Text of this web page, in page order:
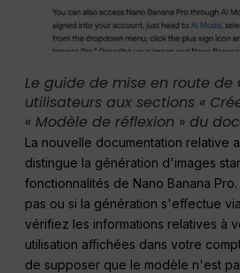
Le guide de mise en route de
utilisateurs aux sections «
« Modèle de réflexion » du
La nouvelle documentation relative
distingue la génération d'images
fonctionnalités de Nano Banana
pas ou si la génération s'effectue
vérifiez les informations relatives à
utilisation affichées dans votre
de supposer que le modèle n'est